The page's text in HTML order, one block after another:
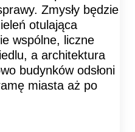
Zmysły będzie
otulająca
wspólne, liczne
a architektura
budynków odsłoni
miasta aż po